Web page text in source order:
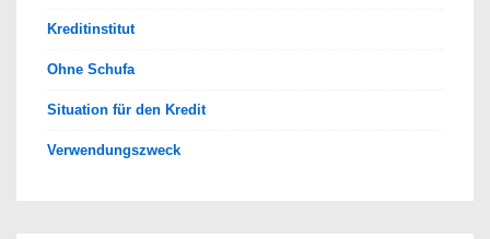
Kreditinstitut
Ohne Schufa
Situation für den Kredit
Verwendungszweck